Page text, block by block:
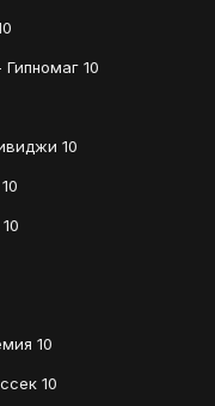
10
10
10
10